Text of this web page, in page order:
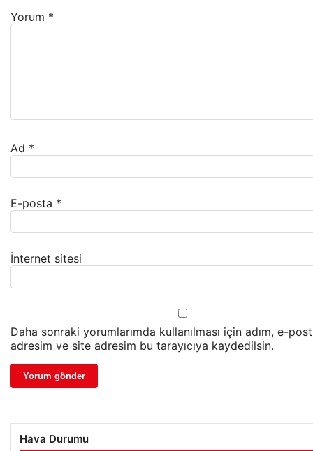
Yorum *
Ad *
E-posta *
İnternet sitesi
Daha sonraki yorumlarımda kullanılması için adım, e-
adresim ve site adresim bu tarayıcıya kaydedilsin.
Hava Durumu